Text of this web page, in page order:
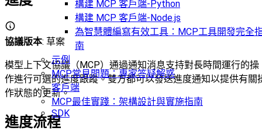
構建 MCP 客戶端-Python
構建 MCP 客戶端-Node.js
為智慧體編寫有效工具：MCP工具開發完全
南
示例
MCP常見問題：專家答疑解惑
客戶端
MCP最佳實踐：架構設計與實施指南
SDK
協議版本: 草案
模型上下文協議（MCP）通過通知消息支持對長時間運行的操
作進行可選的進度跟蹤。雙方都可以發送進度通知以提供有關
作狀態的更新。
進度流程